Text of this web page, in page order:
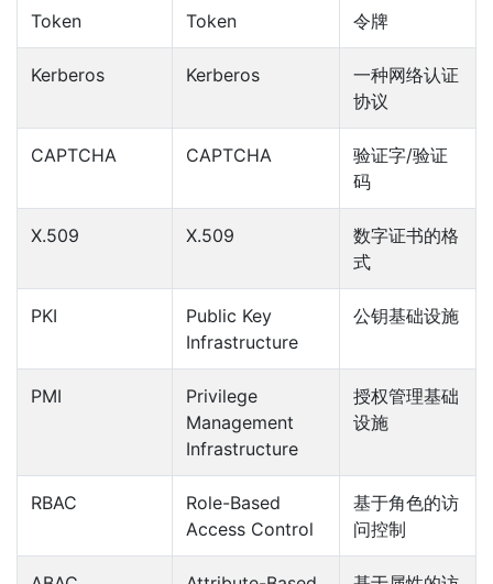
Token Token 令牌
Kerberos Kerberos
一种网络认证
协议
CAPTCHA CAPTCHA
验证字/验证
码
X.509 X.509
数字证书的格
式
PKI
Public Key
Infrastructure
公钥基础设施
PMI
Privilege
Management
Infrastructure
授权管理基础
设施
RBAC
Role-Based
Access Control
基于角色的访
问控制